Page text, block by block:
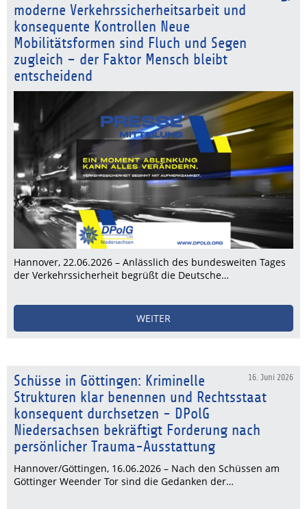
moderne Verkehrssicherheitsarbeit und
konsequente Kontrollen Neue
Mobilitätsformen sind Fluch und Segen
zugleich – der Faktor Mensch bleibt
entscheidend
Hannover, 22.06.2026 – Anlässlich des bundesweiten Tages
der Verkehrssicherheit begrüßt die Deutsche…
WEITER
16. Juni 2026
Schüsse in Göttingen: Kriminelle
Strukturen klar benennen und Rechtsstaat
konsequent durchsetzen - DPolG
Niedersachsen bekräftigt Forderung nach
persönlicher Trauma-Ausstattung
Hannover/Göttingen, 16.06.2026 – Nach den Schüssen am
Göttinger Weender Tor sind die Gedanken der…